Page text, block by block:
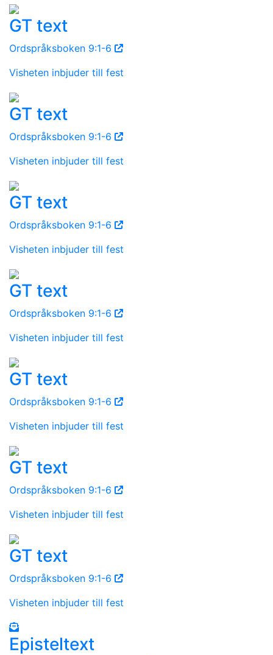
GT text
Ordspråksboken 9:1-6
Visheten inbjuder till fest
GT text
Ordspråksboken 9:1-6
Visheten inbjuder till fest
GT text
Ordspråksboken 9:1-6
Visheten inbjuder till fest
GT text
Ordspråksboken 9:1-6
Visheten inbjuder till fest
GT text
Ordspråksboken 9:1-6
Visheten inbjuder till fest
GT text
Ordspråksboken 9:1-6
Visheten inbjuder till fest
GT text
Ordspråksboken 9:1-6
Visheten inbjuder till fest
Episteltext